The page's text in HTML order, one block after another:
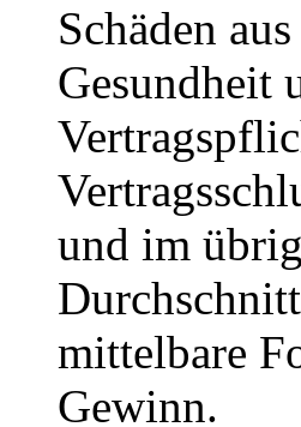
Schäden
Gesundheit
und im
mittelbare
Gewinn.